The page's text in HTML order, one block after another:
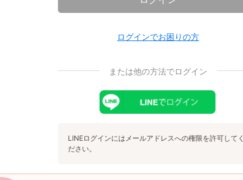
ログインでお困りの方
または他の方法でログイン
LINEログインにはメールアドレスへの権限を許可してく
ださい。